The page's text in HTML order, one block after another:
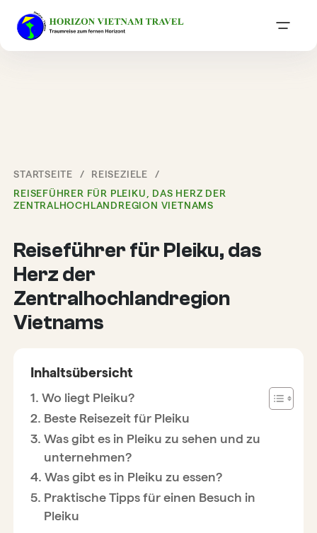
STARTSEITE
REISEZIELE
REISEFÜHRER FÜR PLEIKU, DAS HERZ DER
ZENTRALHOCHLANDREGION VIETNAMS
Reiseführer für Pleiku, das
Herz der
Zentralhochlandregion
Vietnams
Inhaltsübersicht
Wo liegt Pleiku?
Beste Reisezeit für Pleiku
Was gibt es in Pleiku zu sehen und zu
unternehmen?
Was gibt es in Pleiku zu essen?
Praktische Tipps für einen Besuch in
Pleiku